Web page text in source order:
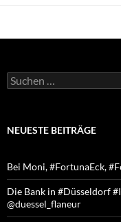
Suchen
nach:
NEUESTE BEITRÄGE
Bei Moni, #FortunaEck,
Die Bank in #Düsseldorf
@duessel_flaneur